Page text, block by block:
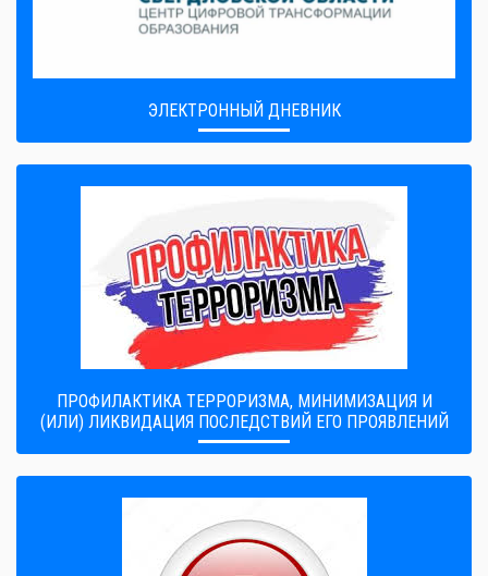
ЭЛЕКТРОННЫЙ ДНЕВНИК
ПРОФИЛАКТИКА ТЕРРОРИЗМА, МИНИМИЗАЦИЯ И
(ИЛИ) ЛИКВИДАЦИЯ ПОСЛЕДСТВИЙ ЕГО ПРОЯВЛЕНИЙ